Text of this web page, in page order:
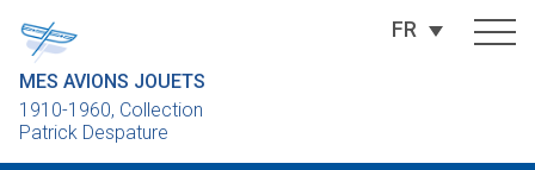
MES AVIONS JOUETS
1910-1960, Collection
Patrick Despature
FR